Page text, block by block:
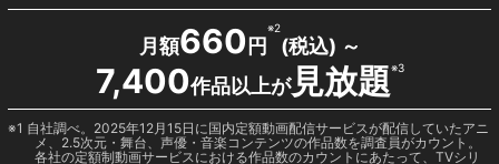
月額660 円
※2
(税込) ～
7,400作品以上が見放題※3
1 自社調べ。2025年12月15日に国内定額動画配信サービスが配信していたアニ
メ、2.5次元・舞台、声優・音楽コンテンツの作品数を調査員がカウント。
各社の定額制動画サービスにおける作品数のカウントにあたって、TVシリ